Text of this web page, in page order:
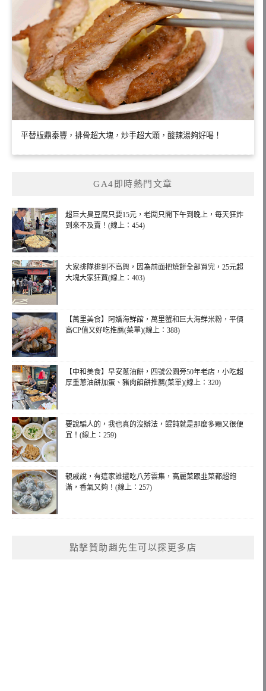
平替版鼎泰豐，排骨超大塊，炒手超大顆，酸辣湯夠好喝！
GA4即時熱門文章
超巨大臭豆腐只要15元，老闆只開下午到晚上，每天狂炸
到來不及賣！(線上：454)
大家排隊排到不高興，因為前面把燒餅全部買完，25元超
大塊大家狂買(線上：403)
【萬里美食】阿嬌海鮮館，萬里蟹和巨大海鮮米粉，平價
高CP值又好吃推薦(菜單)(線上：388)
【中和美食】早安蔥油餅，四號公園旁50年老店，小吃超
厚重蔥油餅加蛋、豬肉餡餅推薦(菜單)(線上：320)
要說騙人的，我也真的沒辦法，餛飩就是那麼多顆又很便
宜！(線上：259)
親戚說，有這家誰還吃八芳雲集，高麗菜跟韭菜都超飽
滿，香氣又夠！(線上：257)
點擊贊助趙先生可以探更多店